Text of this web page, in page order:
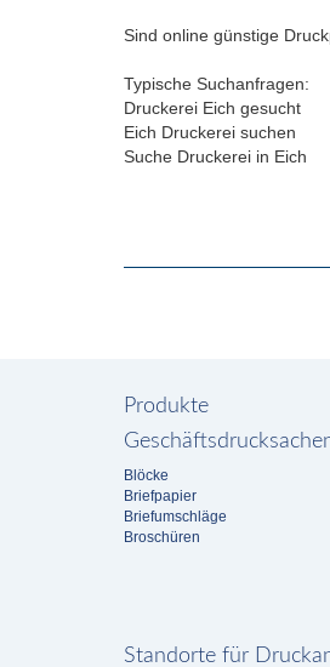
Sind online günstige
Typische Suchanfragen:
Druckerei Eich gesucht
Eich Druckerei suchen
Suche Druckerei in Eich
Produkte
Blöcke
Briefpapier
Briefumschläge
Broschüren
Standorte für